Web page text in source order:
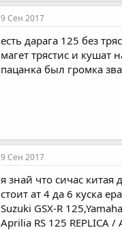
9 Сен 2017
есть дарага 125 без
магет трястис и кушат
пацанка был громка
9 Сен 2017
я знай что сичас китая
стоит ат 4 да 6 куска
Suzuki GSX-R
Aprilia RS 125 REPLICA /